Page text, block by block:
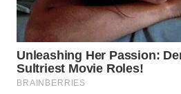
WN
SOLO
WN
BOROBUDUR